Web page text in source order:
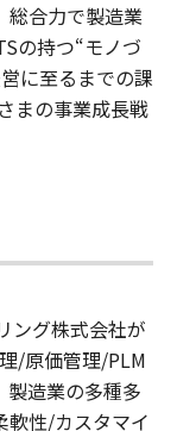
総合力で製造業
の持つ“モノづ
に至るまでの課
まの事業成長戦
ング株式会社が
/原価管理/PLM
製造業の多種多
軟性/カスタマイ